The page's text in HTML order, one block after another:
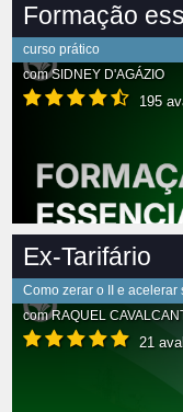
Formação
curso prático
comSIDNEY D'AGÁZIO
195
Ex-Tarifário
Como zerar o II e acelerar
comRAQUEL
21